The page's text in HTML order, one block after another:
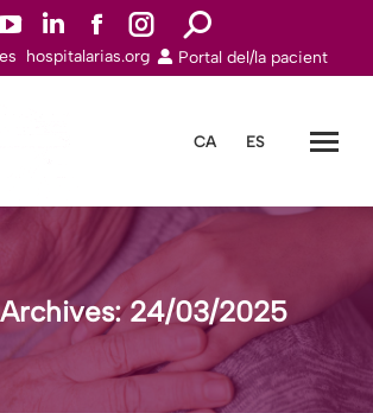
YouTube
page
window
Linkedin
page
window
Facebook
page
window
Instagram
page
window
Search:
hospitalarias.org Portal del/la pacient
CA ES
24/03/2025